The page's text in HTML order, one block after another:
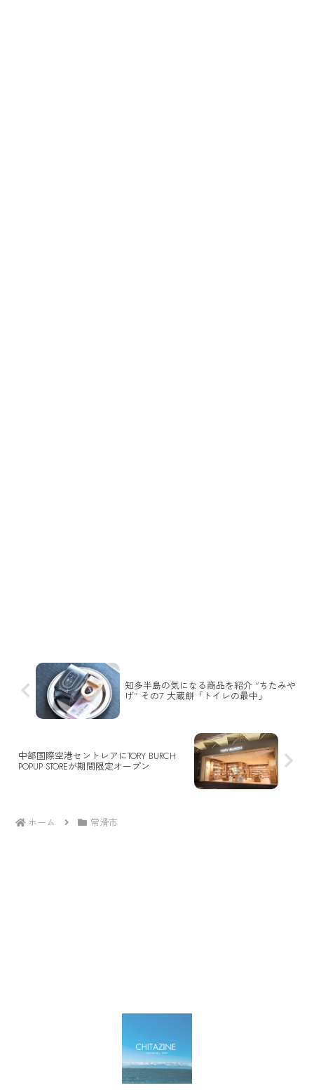
知多半島の気になる商品を紹介 “ちたみや
げ” その7 大蔵餅「トイレの最中」
中部国際空港セントレアにTORY BURCH
POPUP STOREが期間限定オープン
ホーム 常滑市